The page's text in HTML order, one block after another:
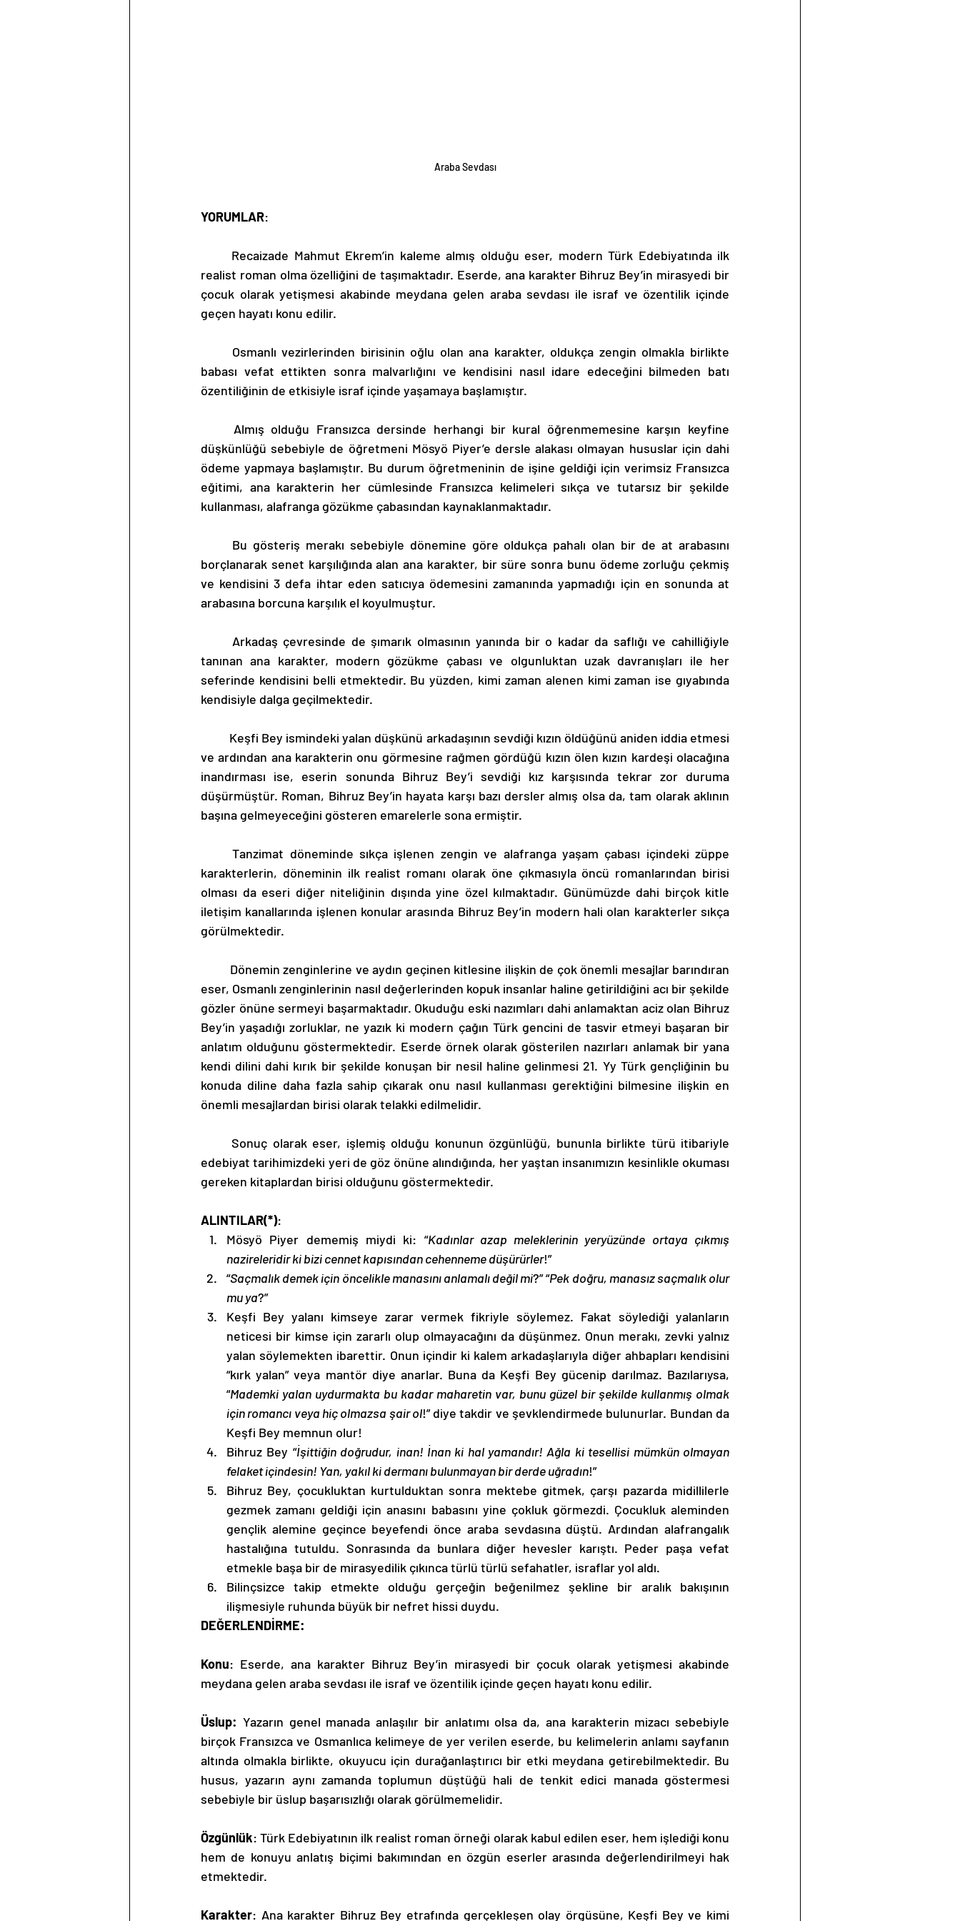
Araba Sevdası
YORUMLAR:
realist roman olma özelliğini de taşımaktadır. Eserde, ana karakter Bihruz Bey’in mirasyedi bir
çocuk olarak yetişmesi akabinde meydana gelen araba sevdası ile israf ve özentilik içinde
geçen hayatı konu edilir.
babası vefat ettikten sonra malvarlığını ve kendisini nasıl idare edeceğini bilmeden batı
özentiliğinin de etkisiyle israf içinde yaşamaya başlamıştır.
düşkünlüğü sebebiyle de öğretmeni Mösyö Piyer’e dersle alakası olmayan hususlar için dahi
ödeme yapmaya başlamıştır. Bu durum öğretmeninin de işine geldiği için verimsiz Fransızca
eğitimi, ana karakterin her cümlesinde Fransızca kelimeleri sıkça ve tutarsız bir şekilde
kullanması, alafranga gözükme çabasından kaynaklanmaktadır.
borçlanarak senet karşılığında alan ana karakter, bir süre sonra bunu ödeme zorluğu çekmiş
ve kendisini 3 defa ihtar eden satıcıya ödemesini zamanında yapmadığı için en sonunda at
arabasına borcuna karşılık el koyulmuştur.
tanınan ana karakter, modern gözükme çabası ve olgunluktan uzak davranışları ile her
seferinde kendisini belli etmektedir. Bu yüzden, kimi zaman alenen kimi zaman ise gıyabında
kendisiyle dalga geçilmektedir.
ve ardından ana karakterin onu görmesine rağmen gördüğü kızın ölen kızın kardeşi olacağına
inandırması ise, eserin sonunda Bihruz Bey’i sevdiği kız karşısında tekrar zor duruma
düşürmüştür. Roman, Bihruz Bey’in hayata karşı bazı dersler almış olsa da, tam olarak aklının
başına gelmeyeceğini gösteren emarelerle sona ermiştir.
	Tanzimat döneminde sıkça işlenen zengin ve alafranga yaşam çabası içindeki züppe
karakterlerin, döneminin ilk realist romanı olarak öne çıkmasıyla öncü romanlarından birisi
olması da eseri diğer niteliğinin dışında yine özel kılmaktadır. Günümüzde dahi birçok kitle
iletişim kanallarında işlenen konular arasında Bihruz Bey’in modern hali olan karakterler sıkça
görülmektedir.
eser, Osmanlı zenginlerinin nasıl değerlerinden kopuk insanlar haline getirildiğini acı bir şekilde
gözler önüne sermeyi başarmaktadır. Okuduğu eski nazımları dahi anlamaktan aciz olan Bihruz
Bey’in yaşadığı zorluklar, ne yazık ki modern çağın Türk gencini de tasvir etmeyi başaran bir
anlatım olduğunu göstermektedir. Eserde örnek olarak gösterilen nazırları anlamak bir yana
kendi dilini dahi kırık bir şekilde konuşan bir nesil haline gelinmesi 21. Yy Türk gençliğinin bu
konuda diline daha fazla sahip çıkarak onu nasıl kullanması gerektiğini bilmesine ilişkin en
önemli mesajlardan birisi olarak telakki edilmelidir.
edebiyat tarihimizdeki yeri de göz önüne alındığında, her yaştan insanımızın kesinlikle okuması
gereken kitaplardan birisi olduğunu göstermektedir.
ALINTILAR(*):
Mösyö Piyer dememiş miydi ki: “Kadınlar azap meleklerinin yeryüzünde ortaya çıkmış
nazireleridir ki bizi cennet kapısından cehenneme düşürürler!”
“Saçmalık demek için öncelikle manasını anlamalı değil mi?” “Pek doğru, manasız saçmalık olur
mu ya?”
Keşfi Bey yalanı kimseye zarar vermek fikriyle söylemez. Fakat söylediği yalanların
neticesi bir kimse için zararlı olup olmayacağını da düşünmez. Onun merakı, zevki yalnız
yalan söylemekten ibarettir. Onun içindir ki kalem arkadaşlarıyla diğer ahbapları kendisini
“kırk yalan” veya mantör diye anarlar. Buna da Keşfi Bey gücenip darılmaz. Bazılarıysa,
“Mademki yalan uydurmakta bu kadar maharetin var, bunu güzel bir şekilde kullanmış olmak
için romancı veya hiç olmazsa şair ol!” diye takdir ve şevklendirmede bulunurlar. Bundan da
Keşfi Bey memnun olur!
Bihruz Bey “İşittiğin doğrudur, inan! İnan ki hal yamandır! Ağla ki tesellisi mümkün olmayan
felaket içindesin! Yan, yakıl ki dermanı bulunmayan bir derde uğradın!”
Bihruz Bey, çocukluktan kurtulduktan sonra mektebe gitmek, çarşı pazarda midillilerle
gezmek zamanı geldiği için anasını babasını yine çokluk görmezdi. Çocukluk aleminden
gençlik alemine geçince beyefendi önce araba sevdasına düştü. Ardından alafrangalık
hastalığına tutuldu. Sonrasında da bunlara diğer hevesler karıştı. Peder paşa vefat
etmekle başa bir de mirasyedilik çıkınca türlü türlü sefahatler, israflar yol aldı.
Bilinçsizce takip etmekte olduğu gerçeğin beğenilmez şekline bir aralık bakışının
ilişmesiyle ruhunda büyük bir nefret hissi duydu.
DEĞERLENDİRME:
Konu: Eserde, ana karakter Bihruz Bey’in mirasyedi bir çocuk olarak yetişmesi akabinde
meydana gelen araba sevdası ile israf ve özentilik içinde geçen hayatı konu edilir.
Üslup: Yazarın genel manada anlaşılır bir anlatımı olsa da, ana karakterin mizacı sebebiyle
birçok Fransızca ve Osmanlıca kelimeye de yer verilen eserde, bu kelimelerin anlamı sayfanın
altında olmakla birlikte, okuyucu için durağanlaştırıcı bir etki meydana getirebilmektedir. Bu
husus, yazarın aynı zamanda toplumun düştüğü hali de tenkit edici manada göstermesi
sebebiyle bir üslup başarısızlığı olarak görülmemelidir.
Özgünlük: Türk Edebiyatının ilk realist roman örneği olarak kabul edilen eser, hem işlediği konu
hem de konuyu anlatış biçimi bakımından en özgün eserler arasında değerlendirilmeyi hak
etmektedir.
Karakter: Ana karakter Bihruz Bey etrafında gerçekleşen olay örgüsüne, Keşfi Bey ve kimi